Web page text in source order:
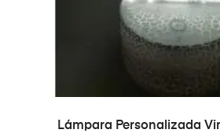
SELECT OPTIONS
Lámpara Personalizada